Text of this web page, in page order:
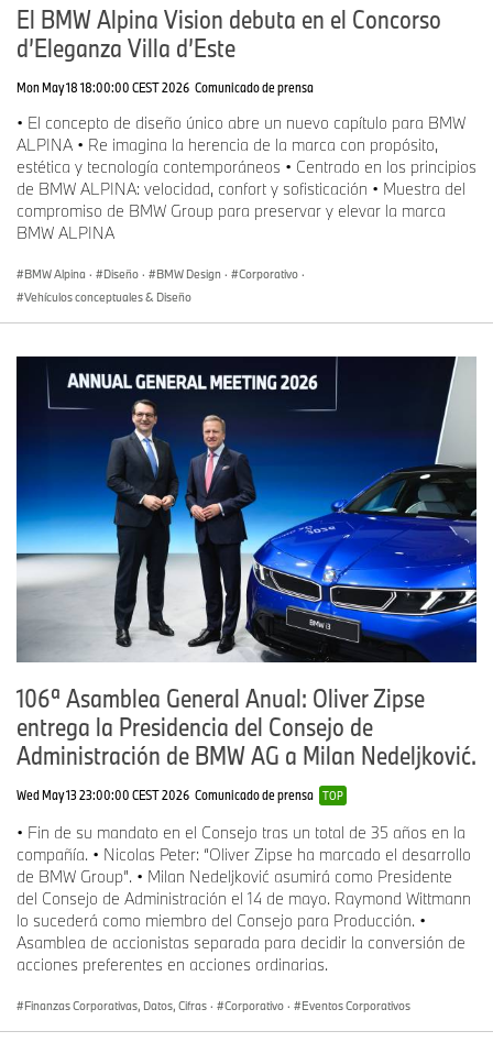
El BMW Alpina Vision debuta en el Concorso
d’Eleganza Villa d’Este
Mon May 18 18:00:00 CEST 2026 Comunicado de prensa
• El concepto de diseño único abre un nuevo capítulo para BMW
ALPINA • Re imagina la herencia de la marca con propósito,
estética y tecnología contemporáneos • Centrado en los principios
de BMW ALPINA: velocidad, confort y sofisticación • Muestra del
compromiso de BMW Group para preservar y elevar la marca
BMW ALPINA
BMW Alpina · Diseño · BMW Design · Corporativo ·
Vehículos conceptuales & Diseño
106ª Asamblea General Anual: Oliver Zipse
entrega la Presidencia del Consejo de
Administración de BMW AG a Milan Nedeljković.
Wed May 13 23:00:00 CEST 2026 Comunicado de prensa TOP
• Fin de su mandato en el Consejo tras un total de 35 años en la
compañía. • Nicolas Peter: “Oliver Zipse ha marcado el desarrollo
de BMW Group”. • Milan Nedeljković asumirá como Presidente
del Consejo de Administración el 14 de mayo. Raymond Wittmann
lo sucederá como miembro del Consejo para Producción. •
Asamblea de accionistas separada para decidir la conversión de
acciones preferentes en acciones ordinarias.
Finanzas Corporativas, Datos, Cifras · Corporativo · Eventos Corporativos